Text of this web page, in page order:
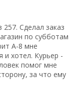
Сделал заказ
по субботам
А-8 мне
и хотел. Курьер -
помог мне
за что ему